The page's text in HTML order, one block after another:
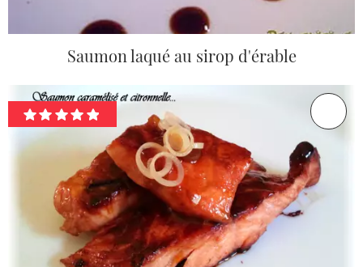
Saumon laqué au sirop d'érable